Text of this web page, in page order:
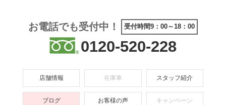
お電話でも受付中！ 受付時間9：00～18：00
0120-520-228
店舗情報 在庫車 スタッフ紹介
ブログ お客様の声 キャンペーン